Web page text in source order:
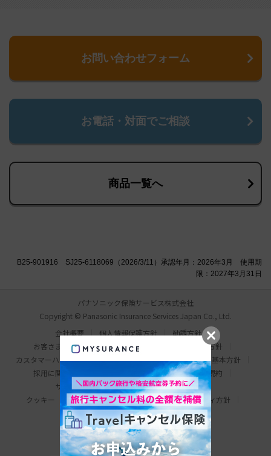
お問い合わせフォーム
お電話・対面でご相談
商品一覧へ
B25-901916 SJ25-6118069（2026/3/11）承認年月：2026年3月 使用期
限：2027年3月31日
パナソニック保険サービス株式会社
Copyright © Panasonic Insurance Services Japan Co., Ltd.
会社概要
個人情報保護方針
勧誘方針
お客さま本位の業務運営方針
比較説明・推奨販売方針
カスタマーハラスメント対応基本方針
情報セキュリティ基本方針
採用に関するお問い合わせ
わたしの保険手帳利用規約
サイトマップ
サイトのご利用にあたって
クッキー（Cookie）について
ウェブアクセシビリティ方針
パナソニック ホールディングス
Area/Country